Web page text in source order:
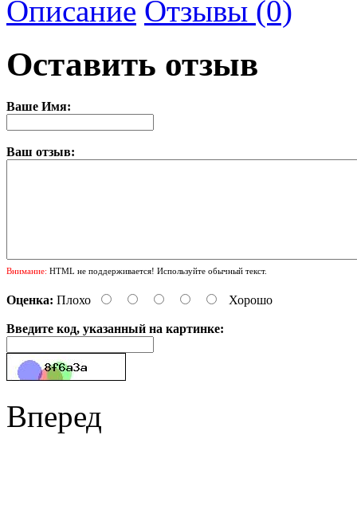
Описание Отзывы (0)
Оставить отзыв
Ваше Имя:
Ваш отзыв:
Внимание: HTML не поддерживается! Используйте обычный текст.
Оценка: Плохо Хорошо
Введите код, указанный на картинке:
Вперед